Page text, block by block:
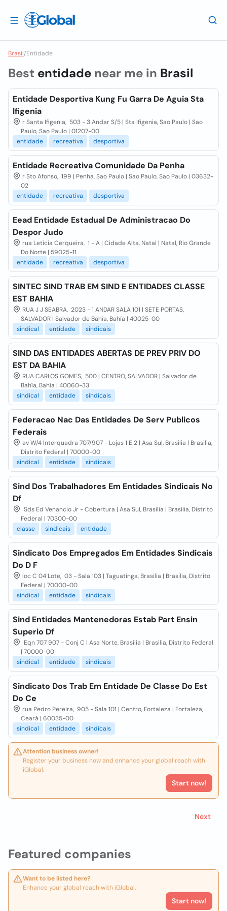
Brasil/Entidade
Featured companies
Want to be listed here?
Enhance your global reach with iGlobal.
Start now!
Best entidade near me in Brasil
Entidade Desportiva Kung Fu Garra De Aguia Sta
Ifigenia
r Santa Ifigenia, 503 - 3 Andar S/5 | Sta Ifigenia, Sao Paulo | Sao
Paulo, Sao Paulo | 01207-00
entidade
recreativa desportiva
Entidade Recreativa Comunidade Da Penha
r Sto Afonso, 199 | Penha, Sao Paulo | Sao Paulo, Sao Paulo | 03632-
02
entidade
recreativa desportiva
Eead Entidade Estadual De Administracao Do
Despor Judo
rua Leticia Cerqueira, 1 - A | Cidade Alta, Natal | Natal, Rio Grande
Do Norte | 59025-11
entidade
recreativa desportiva
SINTEC SIND TRAB EM SIND E ENTIDADES CLASSE
EST BAHIA
RUA J J SEABRA, 2023 - 1 ANDAR SALA 101 | SETE PORTAS,
SALVADOR | Salvador de Bahía, Bahía | 40025-00
sindical
entidade sindicais
SIND DAS ENTIDADES ABERTAS DE PREV PRIV DO
EST DA BAHIA
RUA CARLOS GOMES, 500 | CENTRO, SALVADOR | Salvador de
Bahía, Bahía | 40060-33
sindical
entidade sindicais
Federacao Nac Das Entidades De Serv Publicos
Federais
av W/4 Interquadra 707/907 - Lojas 1 E 2 | Asa Sul, Brasilia | Brasilia,
Distrito Federal | 70000-00
sindical
entidade sindicais
Sind Dos Trabalhadores Em Entidades Sindicais No
Df
Sds Ed Venancio Jr - Cobertura | Asa Sul, Brasilia | Brasilia, Distrito
Federal | 70300-00
classe
sindicais entidade
Sindicato Dos Empregados Em Entidades Sindicais
Do D F
loc C 04 Lote, 03 - Sala 103 | Taguatinga, Brasilia | Brasilia, Distrito
Federal | 70000-00
sindical
entidade sindicais
Sind Entidades Mantenedoras Estab Part Ensin
Superio Df
Eqn 707 907 - Conj C | Asa Norte, Brasilia | Brasilia, Distrito Federal
| 70000-00
sindical
entidade sindicais
Sindicato Dos Trab Em Entidade De Classe Do Est
Do Ce
rua Pedro Pereira, 905 - Sala 101 | Centro, Fortaleza | Fortaleza,
Ceará | 60035-00
sindical
entidade sindicais
Attention business owner!
Register your business now and enhance your global reach with
iGlobal.
Start now!
Next